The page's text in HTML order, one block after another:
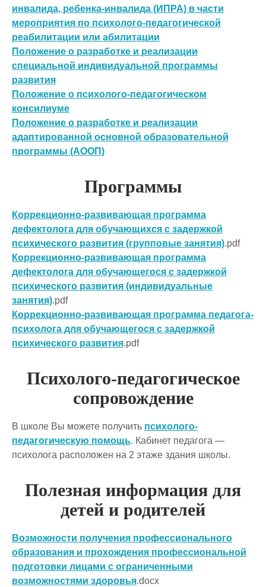
инвалида, ребенка-инвалида (ИПРА) в части
мероприятия по психолого-педагогической
реабилитации или абилитации
Положение о разработке и реализации
специальной индивидуальной программы
развития
Положение о психолого-педагогическом
консилиуме
Положение о разработке и реализации
адаптированной основной образовательной
программы (АООП)
Программы
Коррекционно-развивающая программа
дефектолога для обучающихся с задержкой
психического развития (групповые занятия).pdf
Коррекционно-развивающая программа
дефектолога для обучающегося с задержкой
психического развития (индивидуальные
занятия).pdf
Коррекционно-развивающая программа педагога-
психолога для обучающегося с задержкой
психического развития.pdf
Психолого-педагогическое
сопровождение
В школе Вы можете получить психолого-
педагогическую помощь. Кабинет педагога —
психолога расположен на 2 этаже здания школы.
Полезная информация для
детей и родителей
Возможности получения профессионального
образования и прохождения профессиональной
подготовки лицами с ограниченными
возможностями здоровья.docx